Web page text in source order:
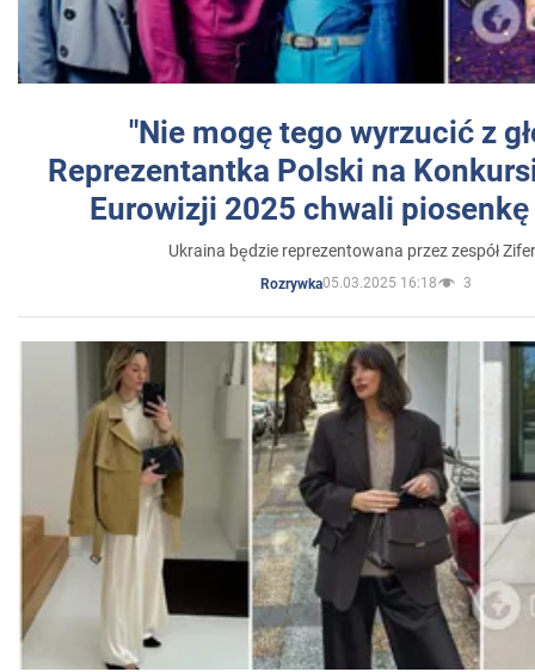
"Nie mogę tego wyrzucić z
Reprezentantka Polski na
Eurowizji 2025 chwali
Ukraina będzie reprezentowana przez zespół
Rozrywka05.03.2025 16:18 3